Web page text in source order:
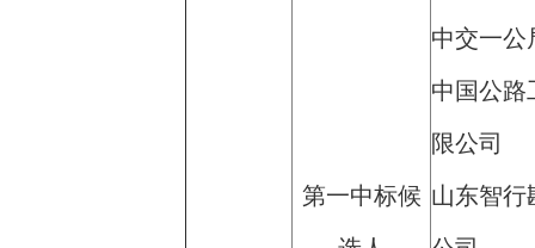
第一中标候
中交一公
中国公路
限公司
山东智行